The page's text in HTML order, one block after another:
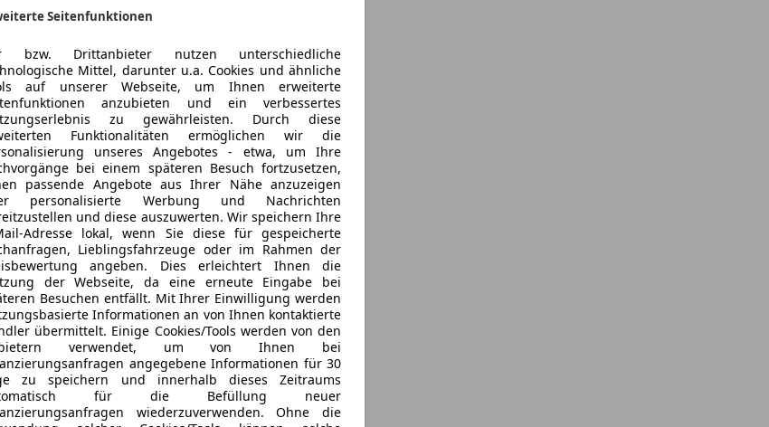
Seitenfunktionen
bzw. Drittanbieter nutzen unterschiedliche
Mittel, darunter u.a. Cookies und ähnliche
auf unserer Webseite, um Ihnen erweiterte
anzubieten und ein verbessertes
zu gewährleisten. Durch diese
Funktionalitäten ermöglichen wir die
unseres Angebotes - etwa, um Ihre
bei einem späteren Besuch fortzusetzen,
passende Angebote aus Ihrer Nähe anzuzeigen
personalisierte Werbung und Nachrichten
und diese auszuwerten. Wir speichern Ihre
Adresse lokal, wenn Sie diese für gespeicherte
Lieblingsfahrzeuge oder im Rahmen der
angeben. Dies erleichtert Ihnen die
der Webseite, da eine erneute Eingabe bei
Besuchen entfällt. Mit Ihrer Einwilligung werden
Informationen an von Ihnen kontaktierte
übermittelt. Einige Cookies/Tools werden von den
verwendet, um von Ihnen bei
angegebene Informationen für 30
zu speichern und innerhalb dieses Zeitraums
für die Befüllung neuer
wiederzuverwenden. Ohne die